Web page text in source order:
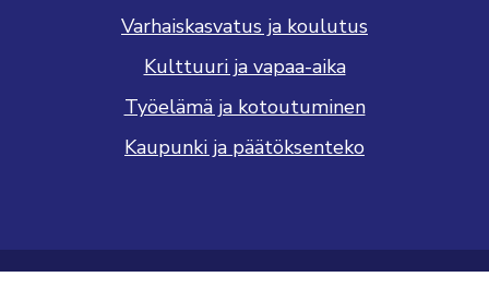
Varhaiskasvatus ja koulutus
Kulttuuri ja vapaa-aika
Työelämä ja kotoutuminen
Kaupunki ja päätöksenteko